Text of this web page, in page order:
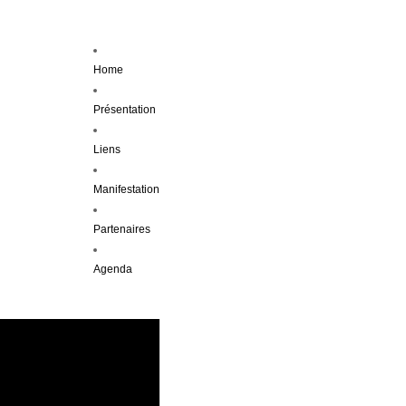
Home
Présentation
Liens
Manifestation
Partenaires
Agenda